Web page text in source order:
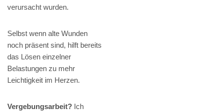
verursacht wurden.
Selbst wenn alte Wunden
noch präsent sind, hilft bereits
das Lösen einzelner
Belastungen zu mehr
Leichtigkeit im Herzen.
Vergebungsarbeit? Ich